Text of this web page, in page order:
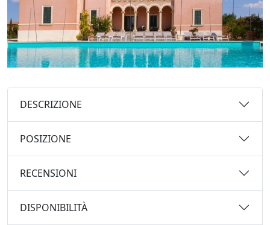
DESCRIZIONE
POSIZIONE
RECENSIONI
DISPONIBILITÀ